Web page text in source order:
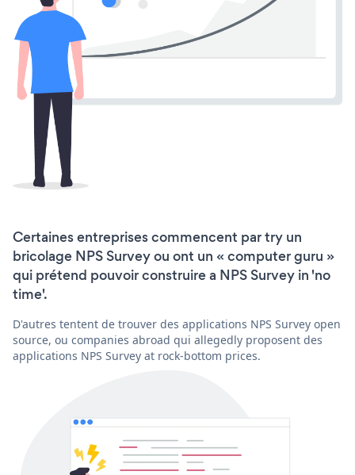
Certaines entreprises commencent par try un
bricolage NPS Survey ou ont un « computer guru »
qui prétend pouvoir construire a NPS Survey in 'no
time'.
D'autres tentent de trouver des applications NPS Survey open
source, ou companies abroad qui allegedly proposent des
applications NPS Survey at rock-bottom prices.